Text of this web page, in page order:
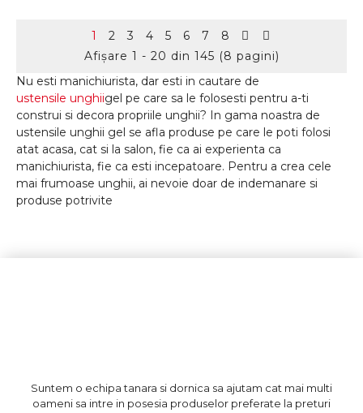
Nu esti manichiurista, dar esti in cautare de
ustensile unghiigel pe care sa le folosesti pentru a-ti
construi si decora propriile unghii? In gama noastra de
ustensile unghii gel se afla produse pe care le poti folosi
atat acasa, cat si la salon, fie ca ai experienta ca
manichiurista, fie ca esti incepatoare. Pentru a crea cele
mai frumoase unghii, ai nevoie doar de indemanare si
produse potrivite
1 2 3 4 5 6 7
8
Afişare 1 - 20 din 145 (8 pagini)
Suntem o echipa tanara si dornica sa ajutam cat mai multi
oameni sa intre in posesia produselor preferate la preturi